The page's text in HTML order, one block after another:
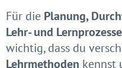
Für die Planung,
Lehr- und
wichtig, dass du
Lehrmethoden kennst